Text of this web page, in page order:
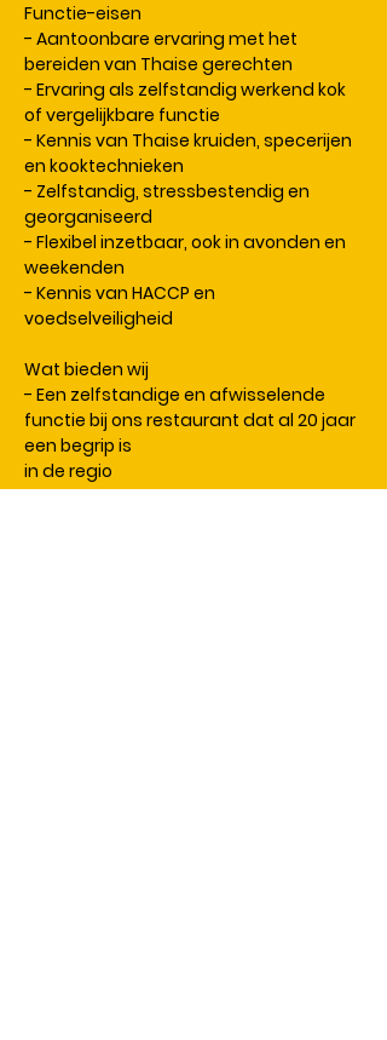
Functie-eisen
- Aantoonbare ervaring met het
bereiden van Thaise gerechten
- Ervaring als zelfstandig werkend kok
of vergelijkbare functie
- Kennis van Thaise kruiden, specerijen
en kooktechnieken
- Zelfstandig, stressbestendig en
georganiseerd
- Flexibel inzetbaar, ook in avonden en
weekenden
- Kennis van HACCP en
voedselveiligheid
Wat bieden wij
- Een zelfstandige en afwisselende
functie bij ons restaurant dat al 20 jaar
een begrip is
in de regio
- Prima salaris, afhankelijk van ervaring